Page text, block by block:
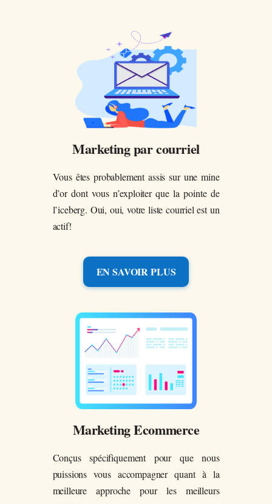
Marketing par courriel
Vous êtes probablement assis sur une mine
d’or dont vous n’exploiter que la pointe de
l’iceberg. Oui, oui, votre liste courriel est un
actif!
EN SAVOIR PLUS
Marketing Ecommerce
Conçus spécifiquement pour que nous
puissions vous accompagner quant à la
meilleure approche pour les meilleurs